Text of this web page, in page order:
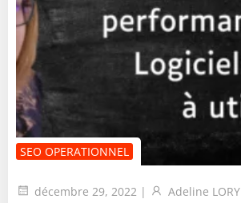
SEO OPERATIONNEL
décembre 29, 2022 | Adeline LORY